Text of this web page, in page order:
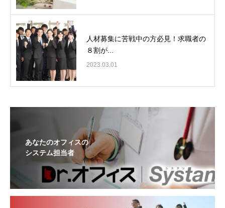
人材募集に苦戦中の方必見！求職者の
８割が...
2023.03.01
あなたのオフィスの
システム担当者